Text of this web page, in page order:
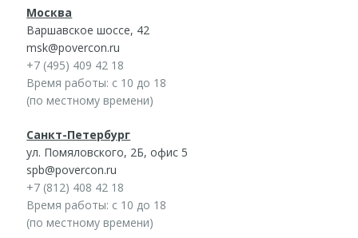
Москва
Варшавское шоссе, 42
msk@povercon.ru
+7 (495) 409 42 18
Время работы: с 10 до 18
(по местному времени)
Санкт-Петербург
ул. Помяловского, 2Б, офис 5
spb@povercon.ru
+7 (812) 408 42 18
Время работы: с 10 до 18
(по местному времени)